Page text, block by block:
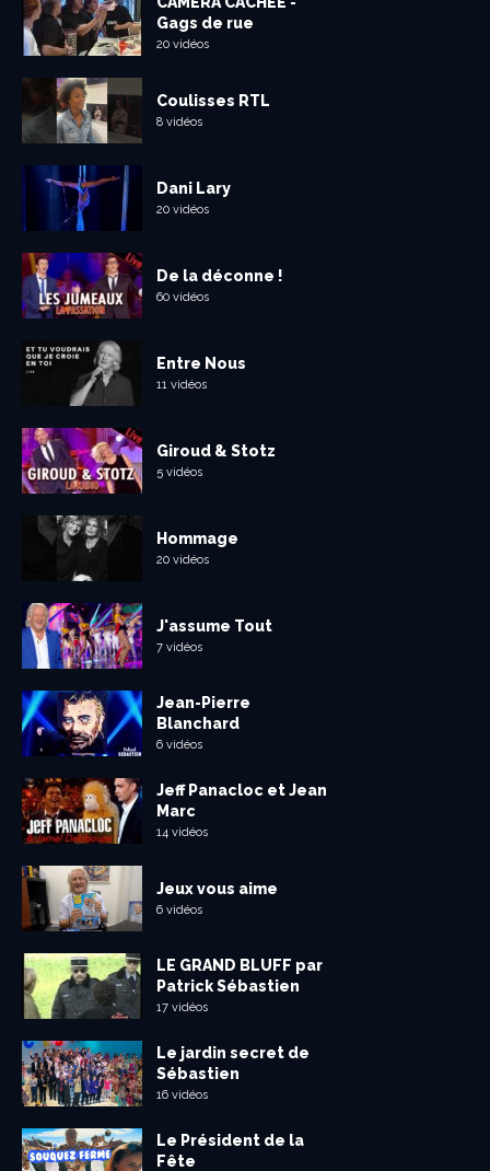
Gags de rue
20 vidéos
Coulisses RTL
8 vidéos
Dani Lary
20 vidéos
De la déconne !
60 vidéos
Entre Nous
11 vidéos
Giroud & Stotz
5 vidéos
Hommage
20 vidéos
J'assume Tout
7 vidéos
Jean-Pierre
Blanchard
6 vidéos
Jeff Panacloc et Jean
Marc
14 vidéos
Jeux vous aime
6 vidéos
LE GRAND BLUFF par
Patrick Sébastien
17 vidéos
Le jardin secret de
Sébastien
16 vidéos
Le Président de la
Fête